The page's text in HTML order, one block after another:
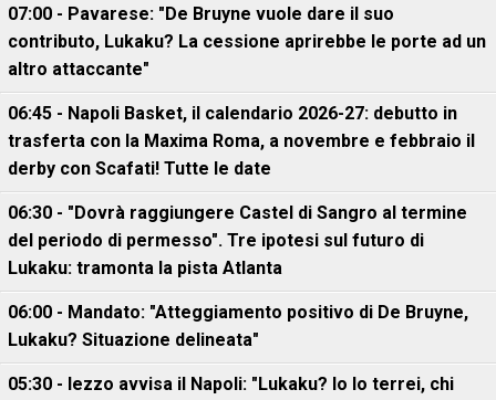
07:00 - Pavarese: "De Bruyne vuole dare il suo
contributo, Lukaku? La cessione aprirebbe le porte ad un
altro attaccante"
06:45 - Napoli Basket, il calendario 2026-27: debutto in
trasferta con la Maxima Roma, a novembre e febbraio il
derby con Scafati! Tutte le date
06:30 - "Dovrà raggiungere Castel di Sangro al termine
del periodo di permesso". Tre ipotesi sul futuro di
Lukaku: tramonta la pista Atlanta
06:00 - Mandato: "Atteggiamento positivo di De Bruyne,
Lukaku? Situazione delineata"
05:30 - Iezzo avvisa il Napoli: "Lukaku? Io lo terrei, chi